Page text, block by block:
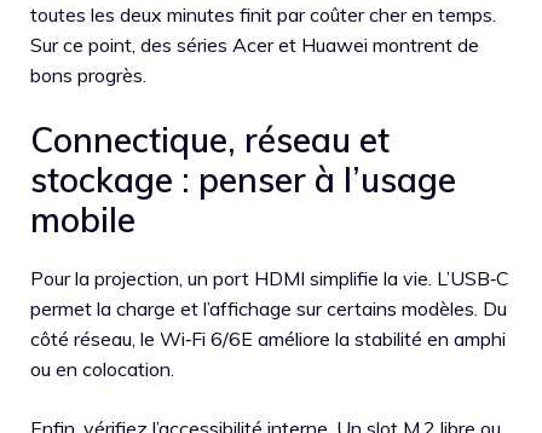
toutes les deux minutes finit par coûter cher en temps.
Sur ce point, des séries Acer et Huawei montrent de
bons progrès.
Connectique, réseau et
stockage : penser à l’usage
mobile
Pour la projection, un port HDMI simplifie la vie. L’USB‑C
permet la charge et l’affichage sur certains modèles. Du
côté réseau, le Wi‑Fi 6/6E améliore la stabilité en amphi
ou en colocation.
Enfin, vérifiez l’accessibilité interne. Un slot M.2 libre ou